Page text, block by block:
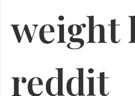
weight
reddit